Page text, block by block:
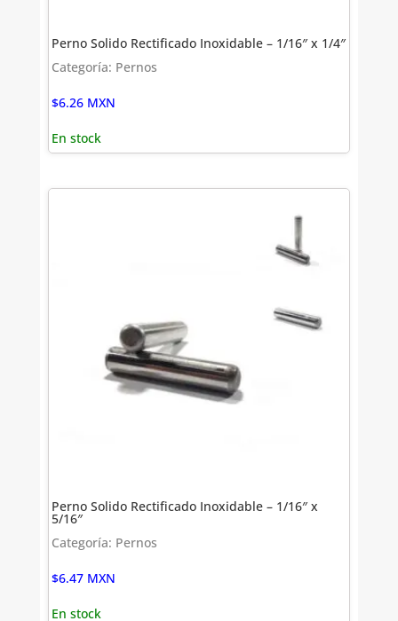
Perno Solido Rectificado Inoxidable – 1/16″ x 1/4″
Categoría: Pernos
$6.26 MXN
En stock
Perno Solido Rectificado Inoxidable – 1/16″ x
5/16″
Categoría: Pernos
$6.47 MXN
En stock